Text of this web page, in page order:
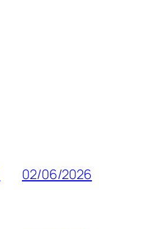
02/06/2026